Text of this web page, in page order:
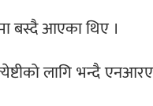
बस्दै आएका थिए ।
लागि भन्दै